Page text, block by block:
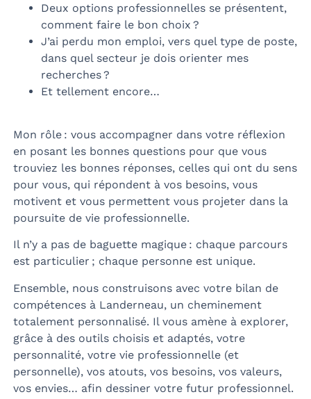
Deux options professionnelles se présentent,
comment faire le bon choix ?
J’ai perdu mon emploi, vers quel type de poste,
dans quel secteur je dois orienter mes
recherches ?
Et tellement encore…
Mon rôle : vous accompagner dans votre réflexion
en posant les bonnes questions pour que vous
trouviez les bonnes réponses, celles qui ont du sens
pour vous, qui répondent à vos besoins, vous
motivent et vous permettent vous projeter dans la
poursuite de vie professionnelle.
Il n’y a pas de baguette magique : chaque parcours
est particulier ; chaque personne est unique.
Ensemble, nous construisons avec votre bilan de
compétences à Landerneau, un cheminement
totalement personnalisé. Il vous amène à explorer,
grâce à des outils choisis et adaptés, votre
personnalité, votre vie professionnelle (et
personnelle), vos atouts, vos besoins, vos valeurs,
vos envies… afin dessiner votre futur professionnel.